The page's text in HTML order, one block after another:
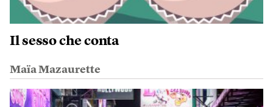
Il sesso che conta
Maïa Mazaurette